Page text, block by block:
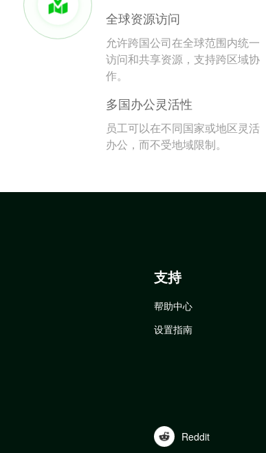
全球资源访问
允许跨国公司在全球范围内统一
访问和共享资源，支持跨区域协
作。
多国办公灵活性
员工可以在不同国家或地区灵活
办公，而不受地域限制。
支持
帮助中心
设置指南
Reddit